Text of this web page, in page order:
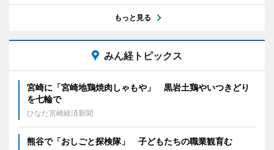
もっと見る
みん経トピックス
宮崎に「宮崎地鶏焼肉しゃもや」 黒岩土鶏やいつきどり
を七輪で
ひなた宮崎経済新聞
熊谷で「おしごと探検隊」 子どもたちの職業観育む